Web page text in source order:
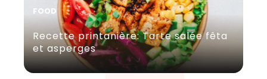
FOOD
Recette printanière: Tarte salée fêta
et asperges